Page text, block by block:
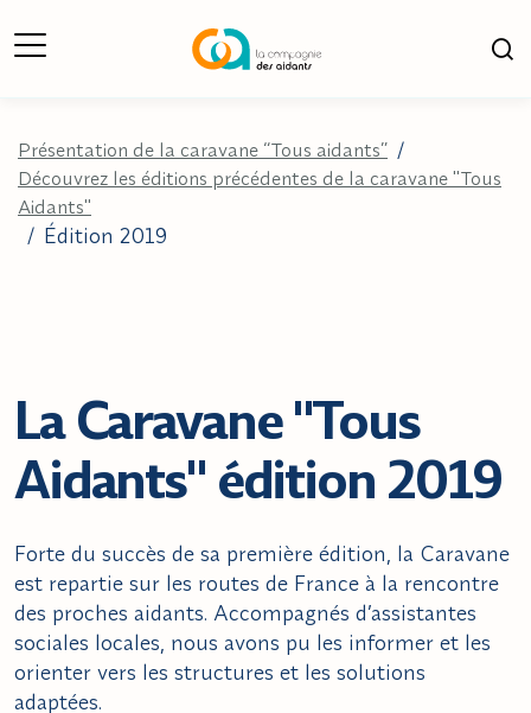
Ouverture du Menu
Présentation de la caravane “Tous aidants” /
Découvrez les éditions précédentes de la caravane "Tous
Aidants"
/ Édition 2019
La Caravane "Tous
Aidants" édition 2019
Forte du succès de sa première édition, la Caravane
est repartie sur les routes de France à la rencontre
des proches aidants. Accompagnés d’assistantes
sociales locales, nous avons pu les informer et les
orienter vers les structures et les solutions
adaptées.